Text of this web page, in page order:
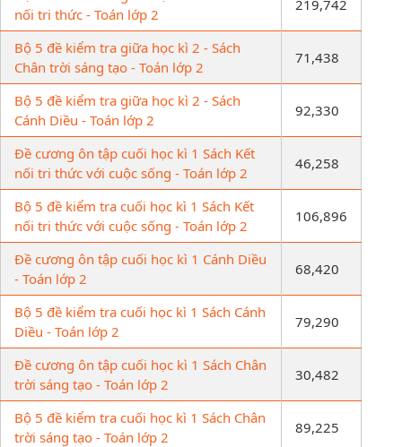
nối tri thức - Toán lớp 2
219,742
Bộ 5 đề kiểm tra giữa học kì 2 - Sách
Chân trời sáng tạo - Toán lớp 2
71,438
Bộ 5 đề kiểm tra giữa học kì 2 - Sách
Cánh Diều - Toán lớp 2
92,330
Đề cương ôn tập cuối học kì 1 Sách Kết
nối tri thức với cuộc sống - Toán lớp 2
46,258
Bộ 5 đề kiểm tra cuối học kì 1 Sách Kết
nối tri thức với cuộc sống - Toán lớp 2
106,896
Đề cương ôn tập cuối học kì 1 Cánh Diều
- Toán lớp 2
68,420
Bộ 5 đề kiểm tra cuối học kì 1 Sách Cánh
Diều - Toán lớp 2
79,290
Đề cương ôn tập cuối học kì 1 Sách Chân
trời sáng tạo - Toán lớp 2
30,482
Bộ 5 đề kiểm tra cuối học kì 1 Sách Chân
trời sáng tạo - Toán lớp 2
89,225